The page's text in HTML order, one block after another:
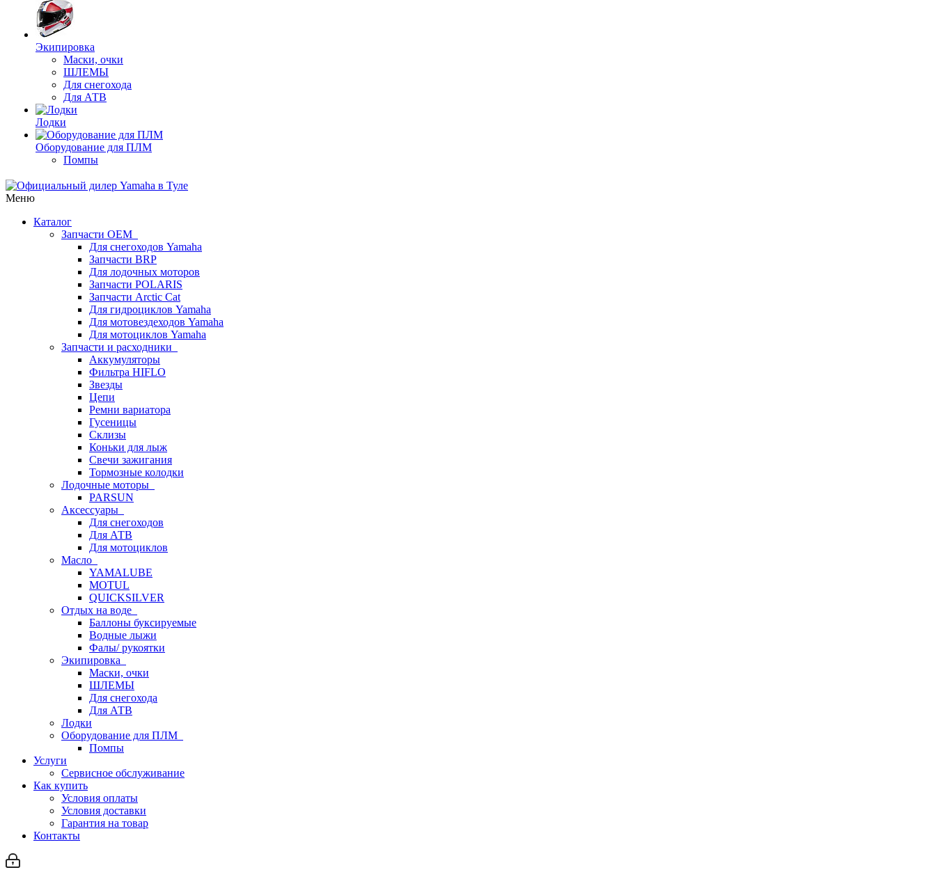
Экипировка
Маски, очки
ШЛЕМЫ
Для снегохода
Для АТВ
Лодки
Оборудование для ПЛМ
Помпы
Меню
Каталог
Запчасти OEM
Для снегоходов Yamaha
Запчасти BRP
Для лодочных моторов
Запчасти POLARIS
Запчасти Arctic Cat
Для гидроциклов Yamaha
Для мотовездеходов Yamaha
Для мотоциклов Yamaha
Запчасти и расходники
Аккумуляторы
Фильтра HIFLO
Звезды
Цепи
Ремни вариатора
Гусеницы
Склизы
Коньки для лыж
Свечи зажигания
Тормозные колодки
Лодочные моторы
PARSUN
Аксессуары
Для снегоходов
Для АТВ
Для мотоциклов
Масло
YAMALUBE
MOTUL
QUICKSILVER
Отдых на воде
Баллоны буксируемые
Водные лыжи
Фалы/ рукоятки
Экипировка
Маски, очки
ШЛЕМЫ
Для снегохода
Для АТВ
Лодки
Оборудование для ПЛМ
Помпы
Услуги
Сервисное обслуживание
Как купить
Условия оплаты
Условия доставки
Гарантия на товар
Контакты